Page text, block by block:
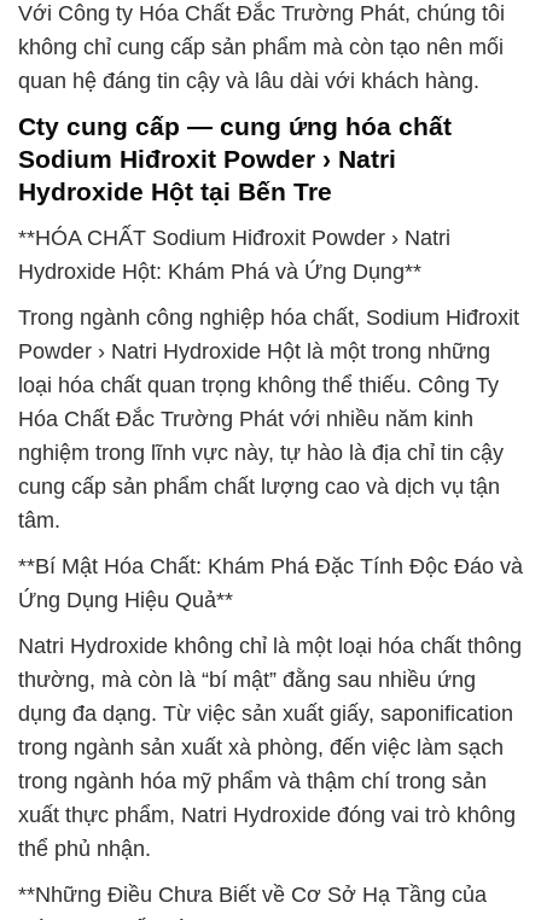
Với Công ty Hóa Chất Đắc Trường Phát, chúng tôi
không chỉ cung cấp sản phẩm mà còn tạo nên mối
quan hệ đáng tin cậy và lâu dài với khách hàng.
Cty cung cấp — cung ứng hóa chất
Sodium Hiđroxit Powder › Natri
Hydroxide Hột tại Bến Tre
**HÓA CHẤT Sodium Hiđroxit Powder › Natri
Hydroxide Hột: Khám Phá và Ứng Dụng**
Trong ngành công nghiệp hóa chất, Sodium Hiđroxit
Powder › Natri Hydroxide Hột là một trong những
loại hóa chất quan trọng không thể thiếu. Công Ty
Hóa Chất Đắc Trường Phát với nhiều năm kinh
nghiệm trong lĩnh vực này, tự hào là địa chỉ tin cậy
cung cấp sản phẩm chất lượng cao và dịch vụ tận
tâm.
**Bí Mật Hóa Chất: Khám Phá Đặc Tính Độc Đáo và
Ứng Dụng Hiệu Quả**
Natri Hydroxide không chỉ là một loại hóa chất thông
thường, mà còn là “bí mật” đằng sau nhiều ứng
dụng đa dạng. Từ việc sản xuất giấy, saponification
trong ngành sản xuất xà phòng, đến việc làm sạch
trong ngành hóa mỹ phẩm và thậm chí trong sản
xuất thực phẩm, Natri Hydroxide đóng vai trò không
thể phủ nhận.
**Những Điều Chưa Biết về Cơ Sở Hạ Tầng của